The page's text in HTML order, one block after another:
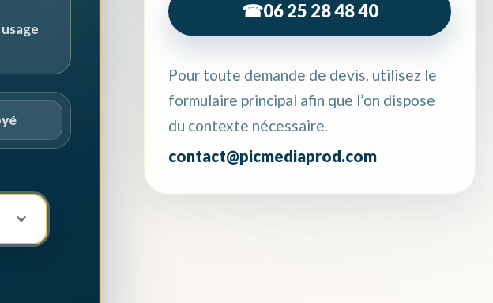
☎06 25 28 48 40
Pour toute demande de devis, utilisez le
formulaire principal afin que l’on dispose
du contexte nécessaire.
contact@picmediaprod.com